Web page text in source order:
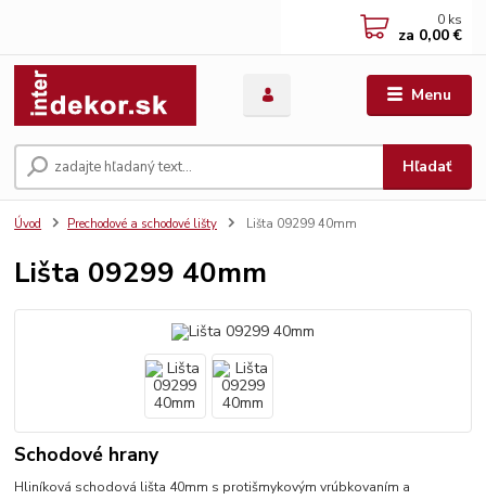
Menu
Hľadať
0 ks
za 0,00 €
Úvod Prechodové a schodové lišty Lišta 09299 40mm
Lišta 09299 40mm
Schodové hrany
Hliníková schodová lišta 40mm s protišmykovým vrúbkovaním a